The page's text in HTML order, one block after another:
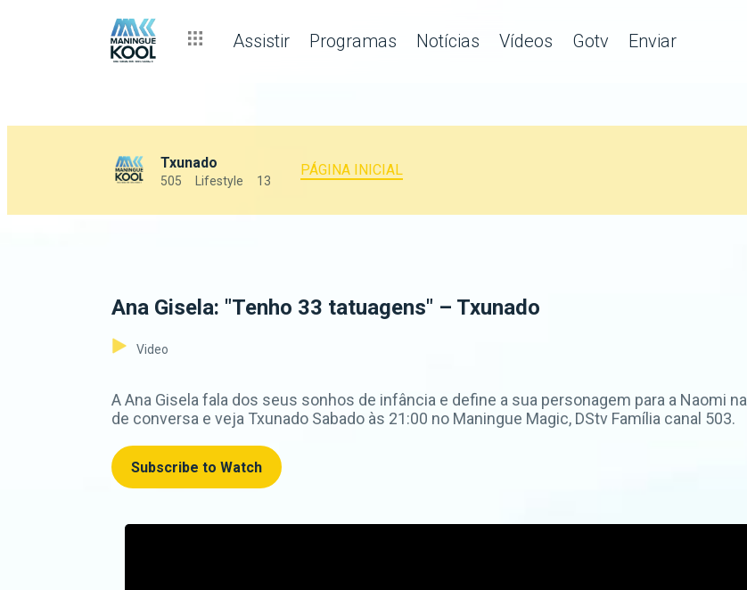
Assistir Programas Notícias Vídeos Gotv Enviar
Txunado
505 Lifestyle 13
PÁGINA INICIAL
Ana Gisela: "Tenho 33 tatuagens" – Txunado
Video
A Ana Gisela fala dos seus sonhos de infância e define a sua personagem para a Naomi
de conversa e veja Txunado Sabado às 21:00 no Maningue Magic, DStv Família canal 503.
Subscribe to Watch